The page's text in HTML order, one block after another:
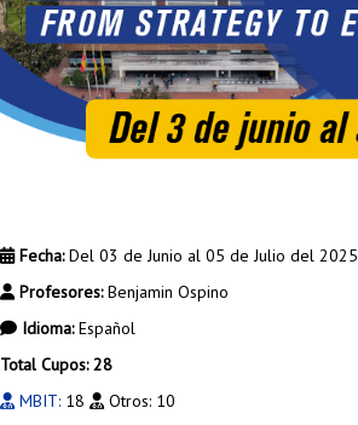
Fecha:Del 03 de Junio al 05 de Julio del 2025
Profesores:Benjamin Ospino
Idioma:Español
Total Cupos: 28
MBIT: 18 Otros: 10